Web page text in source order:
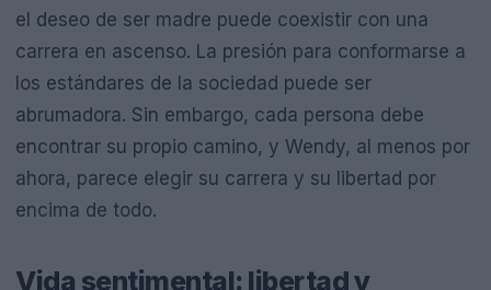
el deseo de ser madre puede coexistir con una
carrera en ascenso. La presión para conformarse a
los estándares de la sociedad puede ser
abrumadora. Sin embargo, cada persona debe
encontrar su propio camino, y Wendy, al menos por
ahora, parece elegir su carrera y su libertad por
encima de todo.
Vida sentimental: libertad y